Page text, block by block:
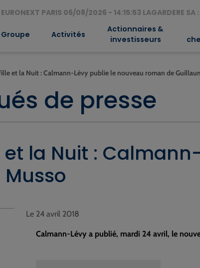
EURONEXT PARIS 06/08/2026 - 14:15:53 LAGARDERE SA :
Groupe Activités
Actionnaires &
investisseurs
et la Nuit : Calmann-Lévy publie le nouveau roman de
de presse
et la Nuit :
Le 24 avril 2018
Calmann-Lévy a publié, mardi 24 avril, le